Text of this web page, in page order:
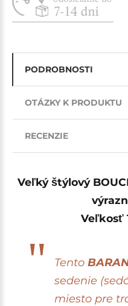
PODROBNOSTI
OTÁZKY K PRODUKTU
RECENZIE
Veľký štýlový
Veľkosť
Tento
sedenie
miesto pre